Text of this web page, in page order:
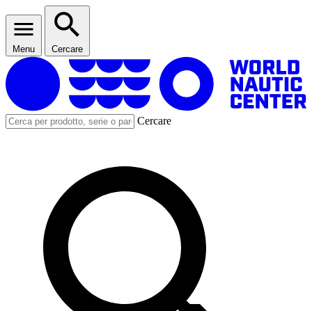
Menu Cercare
Cercare